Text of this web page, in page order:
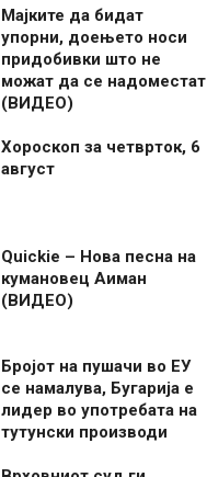
Мајките да бидат
упорни, доењето носи
придобивки што не
можат да се надоместат
(ВИДЕО)
Хороскоп за четврток, 6
август
Quickie – Нова песна на
кумановец Аиман
(ВИДЕО)
Бројот на пушачи во ЕУ
се намалува, Бугарија е
лидер во употребата на
тутунски производи